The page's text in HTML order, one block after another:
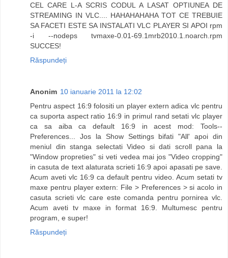
CEL CARE L-A SCRIS CODUL A LASAT OPTIUNEA DE
STREAMING IN VLC.... HAHAHAHAHA TOT CE TREBUIE
SA FACETI ESTE SA INSTALATI VLC PLAYER SI APOI rpm
-i --nodeps tvmaxe-0.01-69.1mrb2010.1.noarch.rpm
SUCCES!
Răspundeți
Anonim 10 ianuarie 2011 la 12:02
Pentru aspect 16:9 folositi un player extern adica vlc pentru
ca suporta aspect ratio 16:9 in primul rand setati vlc player
ca sa aiba ca default 16:9 in acest mod: Tools--
Preferences... Jos la Show Settings bifati "All' apoi din
meniul din stanga selectati Video si dati scroll pana la
"Window propreties" si veti vedea mai jos "Video cropping"
in casuta de text alaturata scrieti 16:9 apoi apasati pe save.
Acum aveti vlc 16:9 ca default pentru video. Acum setati tv
maxe pentru player extern: File > Preferences > si acolo in
casuta scrieti vlc care este comanda pentru pornirea vlc.
Acum aveti tv maxe in format 16:9. Multumesc pentru
program, e super!
Răspundeți